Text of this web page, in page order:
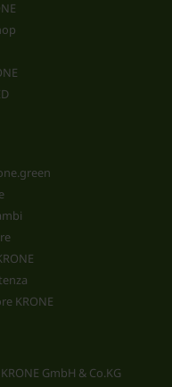
KRONE
GmbH & Co.KG